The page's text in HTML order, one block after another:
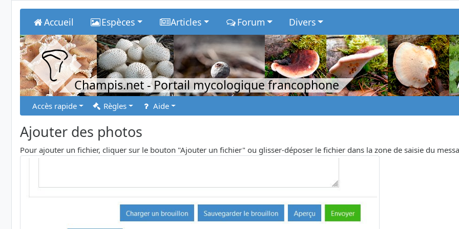
Accueil Espèces Articles Forum Divers
Champis.net- Portail mycologique francophone
Accès rapide Règles Aide
Ajouter des photos
Pour ajouter un fichier, cliquer sur le bouton "Ajouter un fichier" ou glisser-déposer le fichier dans la zone de saisie du